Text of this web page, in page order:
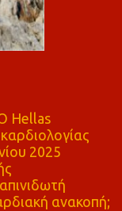
Hellas
2025
ανακοπή;